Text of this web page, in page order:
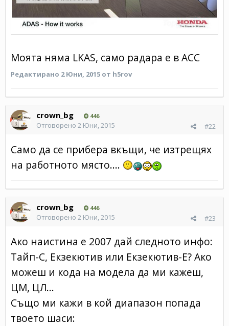
Моята няма LKAS, само радара е в ACC
Редактирано 2 Юни, 2015 от h5rov
crown_bg 446
#22
Отговорено 2 Юни, 2015
Само да се прибера вкъщи, че изтрещях
на работното място....
crown_bg 446
#23
Отговорено 2 Юни, 2015
Ако наистина е 2007 дай следното инфо:
Тайп-С, Екзекютив или Екзекютив-Е? Ако
можеш и кода на модела да ми кажеш,
ЦМ, ЦЛ...
Също ми кажи в кой диапазон попада
твоето шаси: